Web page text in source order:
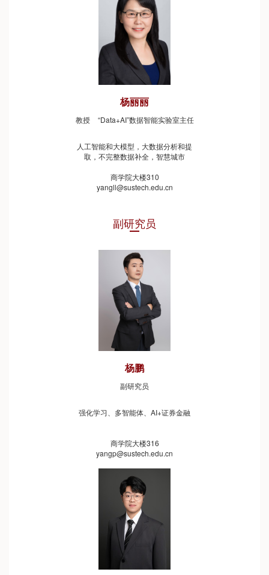
杨丽丽
教授 “Data+AI”数据智能实验室主任
人工智能和大模型，大数据分析和提
取，不完整数据补全，智慧城市
商学院大楼310
yangll@sustech.edu.cn
副研究员
杨鹏
副研究员
强化学习、多智能体、AI+证券金融
商学院大楼316
yangp@sustech.edu.cn